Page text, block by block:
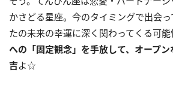
かさどる星座。今のタイミングで出会
たの未来の幸運に深く関わってくる可能
への「固定観念」を手放して、オープ
吉よ☆